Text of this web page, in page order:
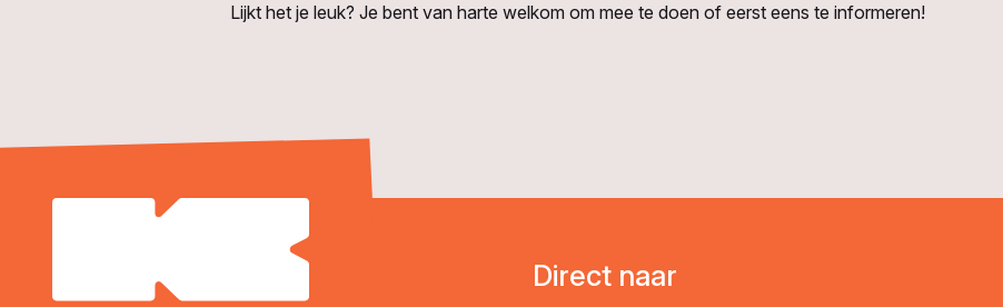
Lijkt het je leuk? Je bent van harte welkom om mee te doen of eerst eens te informeren!
Direct naar